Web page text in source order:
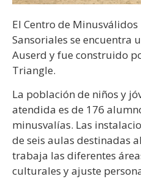
El Centro de Minusválidos
Sansoriales se encuentra
Auserd y fue construido
Triangle.
La población de niños y
atendida es de 176
minusvalías. Las
de seis aulas destinadas
trabaja las diferentes
culturales y ajuste